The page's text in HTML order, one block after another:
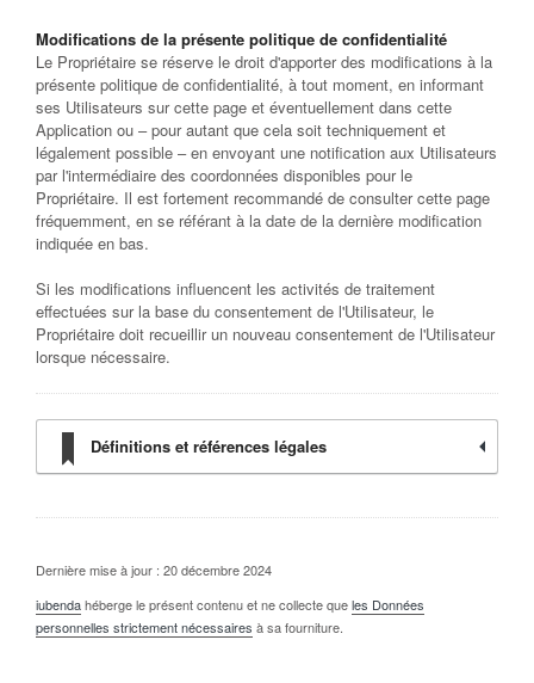
Modifications de la présente politique de confidentialité
Le Propriétaire se réserve le droit d'apporter des modifications à la
présente politique de confidentialité, à tout moment, en informant
ses Utilisateurs sur cette page et éventuellement dans cette
Application ou – pour autant que cela soit techniquement et
légalement possible – en envoyant une notification aux Utilisateurs
par l'intermédiaire des coordonnées disponibles pour le
Propriétaire. Il est fortement recommandé de consulter cette page
fréquemment, en se référant à la date de la dernière modification
indiquée en bas.
Si les modifications influencent les activités de traitement
effectuées sur la base du consentement de l'Utilisateur, le
Propriétaire doit recueillir un nouveau consentement de l'Utilisateur
lorsque nécessaire.
Définitions et références légales
Dernière mise à jour : 20 décembre 2024
iubendahéberge le présent contenu et ne collecte queles Données
personnelles strictement nécessaires à sa fourniture.